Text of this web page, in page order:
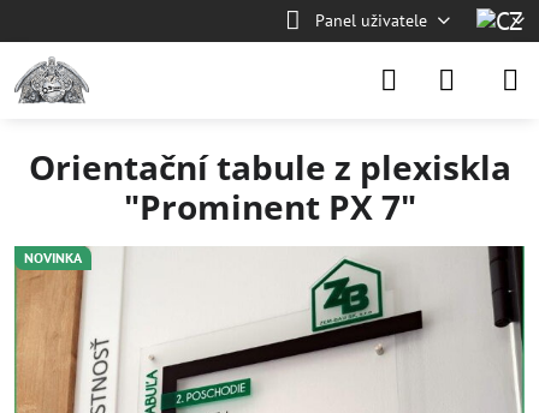
Panel uživatele
NOVINKA
Orientační tabule z plexiskla
"Prominent PX 7"